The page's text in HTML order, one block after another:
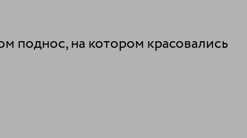
поднос, на котором красовались